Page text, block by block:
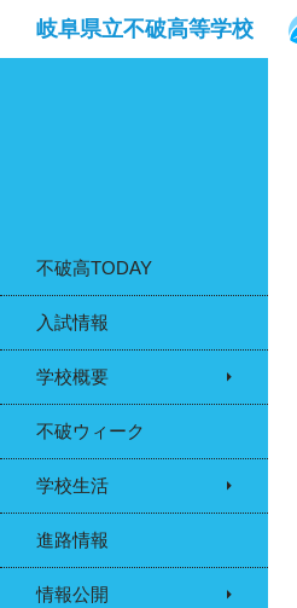
岐阜県立不破高等学校
不破高TODAY
入試情報
学校概要
不破ウィーク
学校生活
進路情報
情報公開